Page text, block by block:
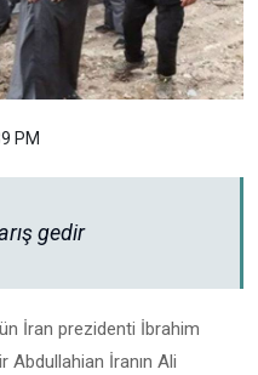
PM
gedir
İran prezidenti İbrahim
Abdullahian İranın Ali